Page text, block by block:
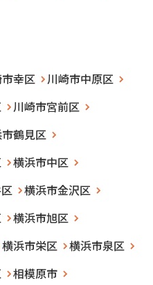
幸区
川崎市中原区
川崎市宮前区
鶴見区
横浜市中区
横浜市金沢区
横浜市旭区
横浜市栄区
横浜市泉区
相模原市